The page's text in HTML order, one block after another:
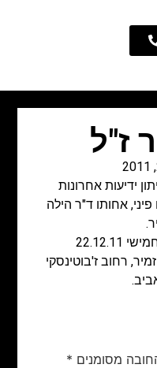
ז"ל
ידיעות אחרונות
פיני, אחותו ד"ר הילה
רחוב ז'בוטינסקי
מסומנים *